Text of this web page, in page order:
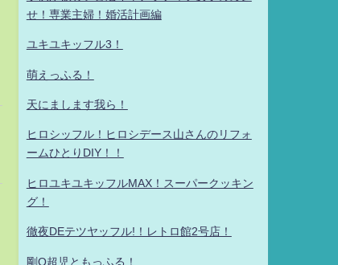
せ！専業主婦！婚活計画編
ユキユキッフル3！
萌えっふる！
天にまします我ら！
ヒロシッフル！ヒロシデース山さんのリフォ
ームひとりDIY！！
ヒロユキユキッフルMAX！スーパークッキン
グ！
徹夜DEテツヤッフル!！レトロ館2号店！
剛Q超児ともっふる！